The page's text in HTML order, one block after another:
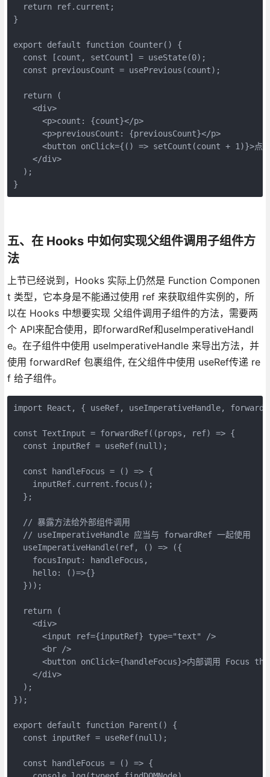
  return ref.current;
}
export default function Counter() {
  const [count, setCount] = useState(0);
  const previousCount = usePrevious(count);
  return (
    <div>
      <p>count: {count}</p>
      <p>previousCount: {previousCount}</p>
<button onClick={() => setCount(count + 1)}>点
    </div>
  );
}
五、在 Hooks 中如何实现父组件调用子组件方
法
上节已经说到，Hooks 实际上仍然是 Function Componen
t 类型，它本身是不能通过使用 ref 来获取组件实例的，所
以在 Hooks 中想要实现 父组件调用子组件的方法，需要两
个 API来配合使用，即forwardRef和useImperativeHandl
e。在子组件中使用 useImperativeHandle 来导出方法，并
使用 forwardRef 包裹组件, 在父组件中使用 useRef传递 re
f 给子组件。
import React, { useRef, useImperativeHandle,
const TextInput = forwardRef((props, ref) => {
  const inputRef = useRef(null);
  const handleFocus = () => {
    inputRef.current.focus();
  };
  // 暴露方法给外部组件调用
  // useImperativeHandle 应当与 forwardRef 一起使用
  useImperativeHandle(ref, () => ({
    focusInput: handleFocus,
    hello: ()=>{}
  }));
  return (
    <div>
      <input ref={inputRef} type="text" />
      <br />
<button onClick={handleFocus}>内部调用 Focus
    </div>
  );
});
export default function Parent() {
  const inputRef = useRef(null);
  const handleFocus = () => {